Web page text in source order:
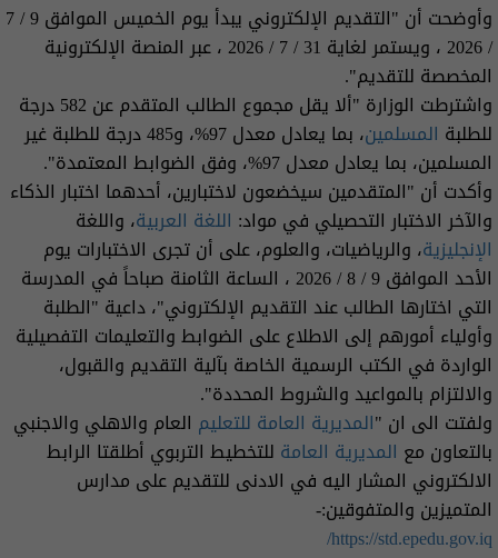
وأوضحت أن "التقديم الإلكتروني يبدأ يوم الخميس الموافق 9 / 7
/ 2026 ، ويستمر لغاية 31 / 7 / 2026 ، عبر المنصة الإلكترونية
المخصصة للتقديم".
واشترطت الوزارة "ألا يقل مجموع الطالب المتقدم عن 582 درجة
للطلبة المسلمين
، بما يعادل معدل 97%، و485 درجة للطلبة غير
المسلمين، بما يعادل معدل 97%، وفق الضوابط المعتمدة".
وأكدت أن "المتقدمين سيخضعون لاختبارين، أحدهما اختبار الذكاء
والآخر الاختبار التحصيلي في مواد: اللغة العربية، واللغة
الإنجليزية، والرياضيات، والعلوم، على أن تجرى الاختبارات يوم
الأحد الموافق 9 / 8 / 2026 ، الساعة الثامنة صباحاً في المدرسة
التي اختارها الطالب عند التقديم الإلكتروني"، داعية "الطلبة
وأولياء أمورهم إلى الاطلاع على الضوابط والتعليمات التفصيلية
الواردة في الكتب الرسمية الخاصة بآلية التقديم والقبول،
والالتزام بالمواعيد والشروط المحددة".
ولفتت الى ان "المديرية العامة للتعليم العام والاهلي والاجنبي
بالتعاون مع المديرية العامة للتخطيط التربوي أطلقتا الرابط
الالكتروني المشار اليه في الادنى للتقديم على مدارس
المتميزين والمتفوقين:-
https://std.epedu.gov.iq/